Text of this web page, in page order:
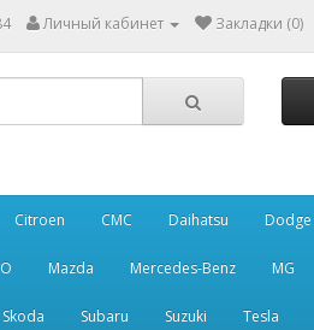
Личный кабинет Закладки (0)
Citroen CMC Daihatsu Dodge
Mazda Mercedes-Benz MG
Skoda Subaru Suzuki Tesla